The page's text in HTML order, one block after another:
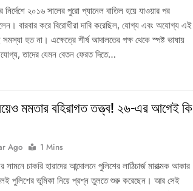
নির্দেশে ২০১৬ সালের পুরো প্যানেল বাতিল হয়ে যাওয়ার পর
বারবার করে বিরোধীরা দাবি করেছিল, যোগ্য এবং অযোগ্য এই
হত না। এক্ষেত্রে শীর্ষ আদালতের পক্ষ থেকে স্পষ্ট ভাষায়
তাদের যেমন বেতন ফেরত দিতে…
মমতার বহিরাগত তত্ত্ব! ২৬-এর আগেই কি
Ago
1 Mins
সামনে চাকরি হারাদের আন্দোলনে পুলিশের লাঠিচার্জ মারাত্মক আকার
পুলিশের ভূমিকা নিয়ে প্রশ্ন তুলতে শুরু করেছেন। আর সেই